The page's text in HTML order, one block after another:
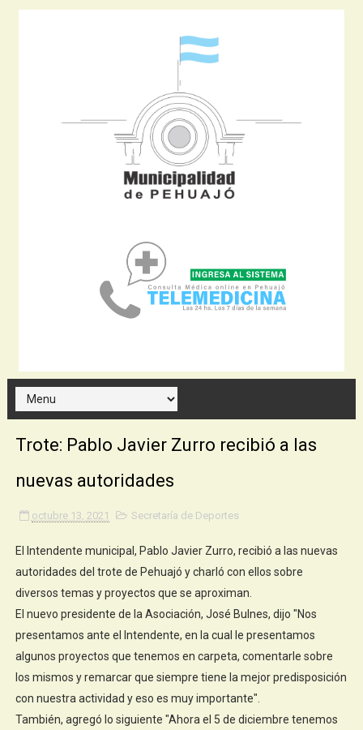
Trote: Pablo Javier Zurro recibió a las
nuevas autoridades
octubre 13, 2021 Secretaría de Deportes
El Intendente municipal, Pablo Javier Zurro, recibió a las nuevas
autoridades del trote de Pehuajó y charló con ellos sobre
diversos temas y proyectos que se aproximan.
El nuevo presidente de la Asociación, José Bulnes, dijo "Nos
presentamos ante el Intendente, en la cual le presentamos
algunos proyectos que tenemos en carpeta, comentarle sobre
los mismos y remarcar que siempre tiene la mejor predisposición
con nuestra actividad y eso es muy importante".
También, agregó lo siguiente "Ahora el 5 de diciembre tenemos